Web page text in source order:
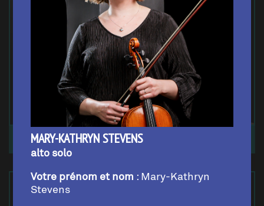
MÉLANIE CHARLEBOIS
MARY-KATHRYN STEVENS
alto solo
Votre prénom et nom : Mary-Kathryn
Stevens